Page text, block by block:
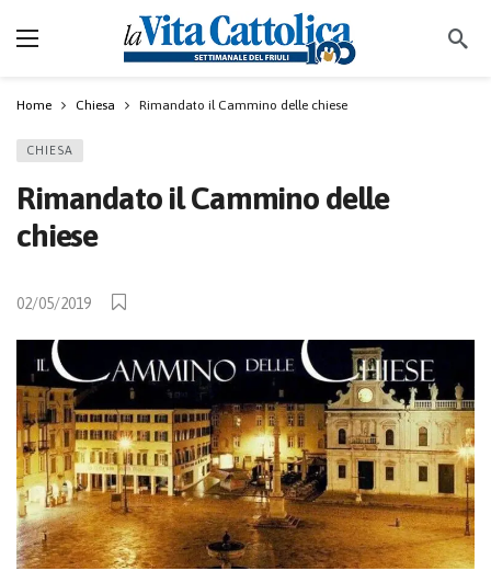
Home Chiesa Rimandato il Cammino delle chiese
CHIESA
Rimandato il Cammino delle
chiese
02/05/2019